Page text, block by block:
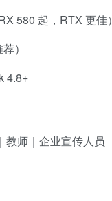
580 起，RTX 更佳）
）
4.8+
教师｜企业宣传人员